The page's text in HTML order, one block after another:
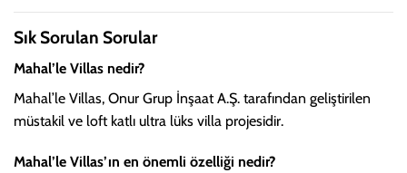
Sık Sorulan Sorular
Mahal’le Villas nedir?
Mahal’le Villas, Onur Grup İnşaat A.Ş. tarafından geliştirilen
müstakil ve loft katlı ultra lüks villa projesidir.
Mahal’le Villas’ın en önemli özelliği nedir?